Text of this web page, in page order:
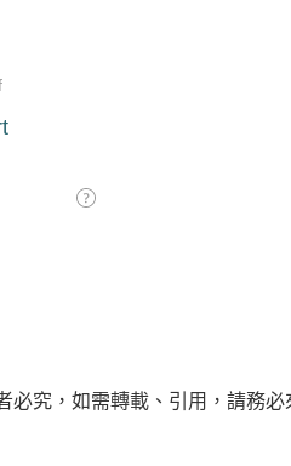
究，如需轉載、引用，請務